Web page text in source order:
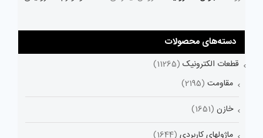
دسته‌های محصولات
قطعات الکترونیک (11265)
مقاومت (2195)
خازن (1651)
ماژولهای کاربردی (1644)